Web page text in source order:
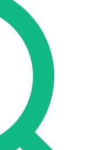
Linkaufbau
🇮🇹 IT